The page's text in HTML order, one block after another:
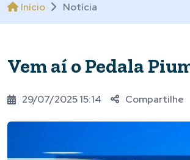
Início Notícia
Vem aí o Pedala
29/07/2025 15:14 Compartilhe